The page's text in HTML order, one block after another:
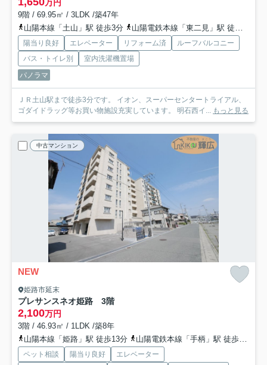
万円
9階 / 69.95㎡ / 3LDK /築47年
山陽本線「土山」駅 徒歩3分
山陽電鉄本線「東二見」駅 徒歩30分
陽当り良好 エレベーター リフォーム済
ルーフバルコニー
バス・トイレ別
室内洗濯機置場
パノラマ
ＪＲ土山駅まで徒歩3分です。 イオン、スーパーセンタートライアル、
ゴダイドラッグ等お買い物施設充実しています。 明石西イ... もっと見る
中古マンション
NEW
姫路市延末
プレサンスネオ姫路 3階
2,100万円
3階 / 46.93㎡ / 1LDK /築8年
山陽本線「姫路」駅 徒歩13分
山陽電鉄本線「手柄」駅 徒歩9分
ペット相談 陽当り良好
エレベーター